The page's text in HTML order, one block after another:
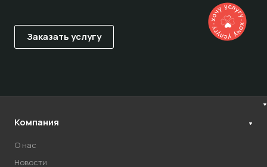
Компания
О нас
Новости